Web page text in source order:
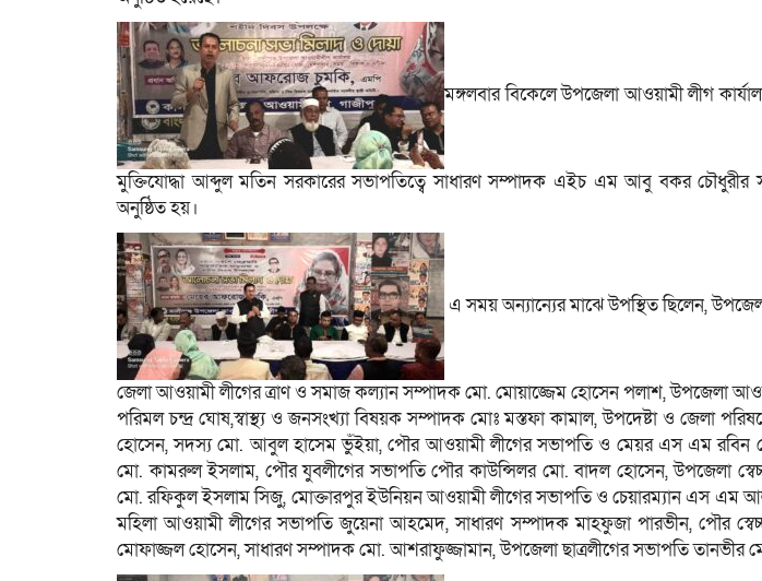
মঙ্গলবার বিকেলে উপজেলা আওয়ামী লীগ
মুক্তিযোদ্ধা আব্দুল মতিন সরকারের সভাপতিত্বে সাধারণ সম্পাদক এইচ এম আবু বকর চৌধুরীর
অনুষ্ঠিত হয়।
এ সময় অন্যান্যের মাঝে উপস্থিত ছিলেন,
জেলা আওয়ামী লীগের ত্রাণ ও সমাজ কল্যান সম্পাদক মো. মোয়াজ্জেম হোসেন পলাশ, উপজেলা
পরিমল চন্দ্র ঘোষ,স্বাস্থ্য ও জনসংখ্যা বিষয়ক সম্পাদক মোঃ মস্তফা কামাল, উপদেষ্টা ও জেলা
হোসেন, সদস্য মো. আবুল হাসেম ভুঁইয়া, পৌর আওয়ামী লীগের সভাপতি ও মেয়র এস এম রবিন
মো. কামরুল ইসলাম, পৌর যুবলীগের সভাপতি পৌর কাউন্সিলর মো. বাদল হোসেন, উপজেলা
মো. রফিকুল ইসলাম সিজু, মোক্তারপুর ইউনিয়ন আওয়ামী লীগের সভাপতি ও চেয়ারম্যান এস এম
মহিলা আওয়ামী লীগের সভাপতি জুয়েনা আহমেদ, সাধারণ সম্পাদক মাহফুজা পারভীন, পৌর
মোফাজ্জল হোসেন, সাধারণ সম্পাদক মো. আশরাফুজ্জামান, উপজেলা ছাত্রলীগের সভাপতি তানভীর